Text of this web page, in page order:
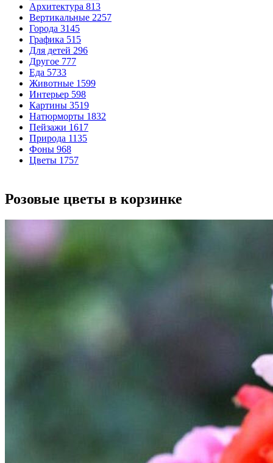
Архитектура 813
Вертикальные 2257
Города 3145
Графика 515
Для детей 296
Другое 777
Еда 5733
Животные 1599
Интерьер 598
Картины 3519
Натюрморты 1832
Пейзажи 1617
Природа 1135
Фоны 968
Цветы 1757
Розовые цветы в корзинке